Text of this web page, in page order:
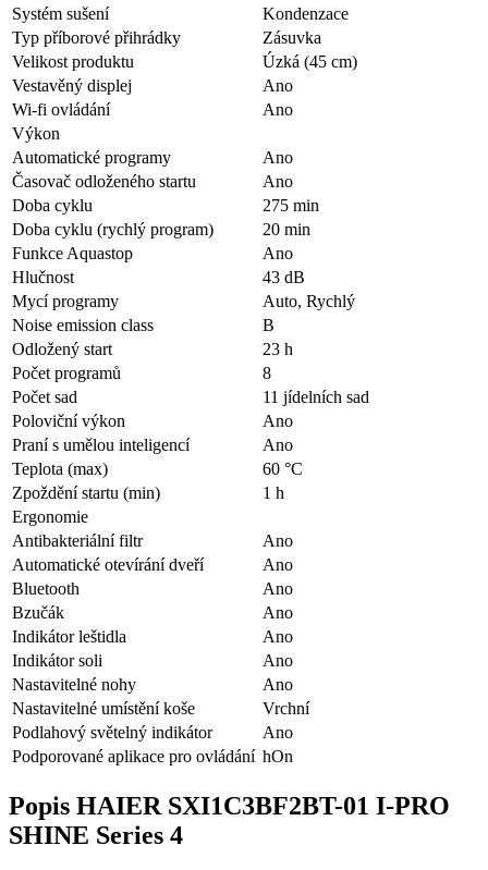
Systém sušení
Kondenzace
Typ příborové přihrádky
Zásuvka
Velikost produktu
Úzká (45 cm)
Vestavěný displej
Ano
Wi-fi ovládání
Ano
Výkon
Automatické programy
Ano
Časovač odloženého startu
Ano
Doba cyklu
275 min
Doba cyklu (rychlý program)
20 min
Funkce Aquastop
Ano
Hlučnost
43 dB
Mycí programy
Auto, Rychlý
Noise emission class
B
Odložený start
23 h
Počet programů
8
Počet sad
11 jídelních sad
Poloviční výkon
Ano
Praní s umělou inteligencí
Ano
Teplota (max)
60 °C
Zpoždění startu (min)
1 h
Ergonomie
Antibakteriální filtr
Ano
Automatické otevírání dveří
Ano
Bluetooth
Ano
Bzučák
Ano
Indikátor leštidla
Ano
Indikátor soli
Ano
Nastavitelné nohy
Ano
Nastavitelné umístění koše
Vrchní
Podlahový světelný indikátor
Ano
Podporované aplikace pro ovládání hOn
Popis HAIER SXI1C3BF2BT-01 I-PRO
SHINE Series 4